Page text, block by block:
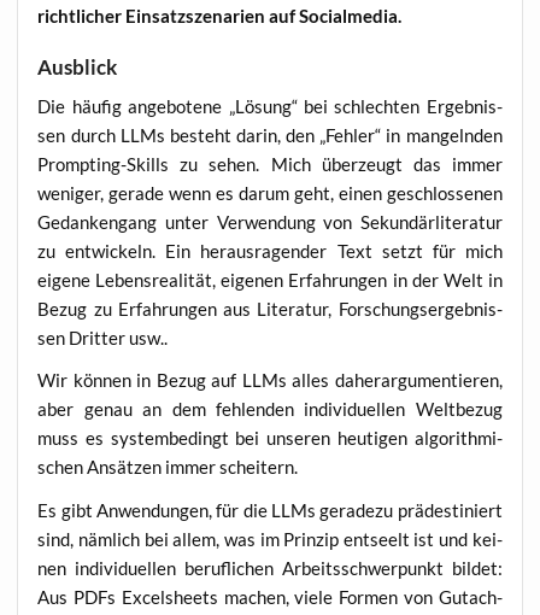
richt­li­cher Ein­satz­sze­na­ri­en auf Socialmedia.
Ausblick
Die häu­fig ange­bo­te­ne „Lösung“ bei schlech­ten Ergeb­nis­
sen durch LLMs besteht dar­in, den „Feh­ler“ in man­geln­den
Promp­ting-Skills zu sehen. Mich über­zeugt das immer
weni­ger, gera­de wenn es dar­um geht, einen geschlos­se­nen
Gedan­ken­gang unter Ver­wen­dung von Sekun­där­li­te­ra­tur
zu ent­wi­ckeln. Ein her­aus­ra­gen­der Text setzt für mich
eige­ne Lebens­rea­li­tät, eige­nen Erfah­run­gen in der Welt in
Bezug zu Erfah­run­gen aus Lite­ra­tur, For­schungs­er­geb­nis­
sen Drit­ter usw..
Wir kön­nen in Bezug auf LLMs alles daher­ar­gu­men­tie­ren,
aber genau an dem feh­len­den indi­vi­du­el­len Welt­be­zug
muss es sys­tem­be­dingt bei unse­ren heu­ti­gen algo­rith­mi­
schen Ansät­zen immer scheitern.
Es gibt Anwen­dun­gen, für die LLMs gera­de­zu prä­de­sti­niert
sind, näm­lich bei allem, was im Prin­zip ent­seelt ist und kei­
nen indi­vi­du­el­len beruf­li­chen Arbeits­schwer­punkt bil­det:
Aus PDFs Excels­heets machen, vie­le For­men von Gut­ach­